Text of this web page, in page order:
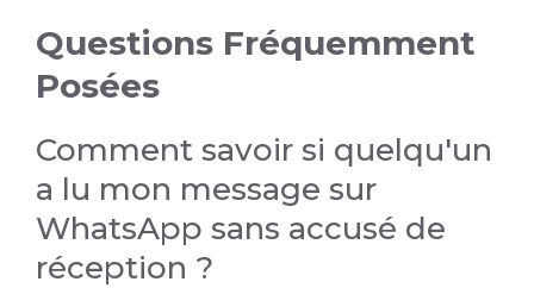
Questions Fréquemment
Posées
Comment savoir si quelqu'un
a lu mon message sur
WhatsApp sans accusé de
réception ?